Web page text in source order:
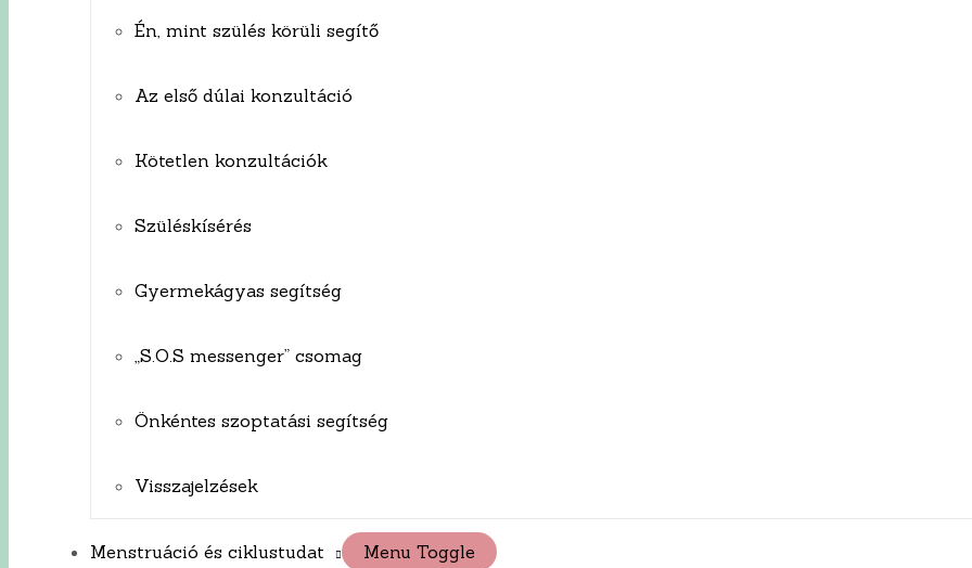
Én, mint szülés körüli segítő
Az első dúlai konzultáció
Kötetlen konzultációk
Szüléskísérés
Gyermekágyas segítség
„S.O.S messenger” csomag
Önkéntes szoptatási segítség
Visszajelzések
Menstruáció és ciklustudat Menu Toggle